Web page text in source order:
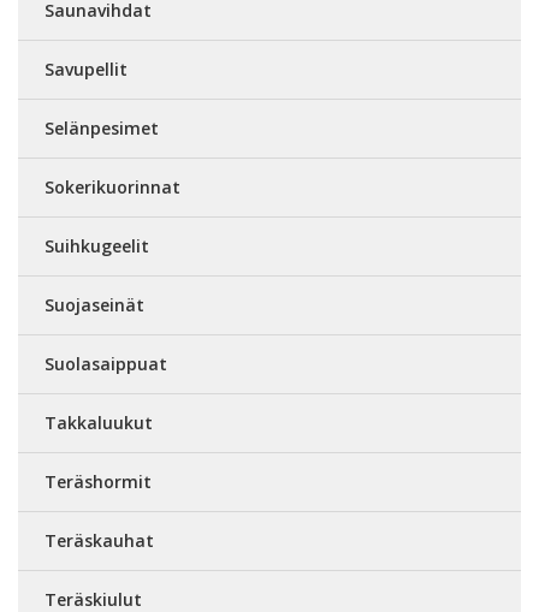
Saunavihdat
Savupellit
Selänpesimet
Sokerikuorinnat
Suihkugeelit
Suojaseinät
Suolasaippuat
Takkaluukut
Teräshormit
Teräskauhat
Teräskiulut